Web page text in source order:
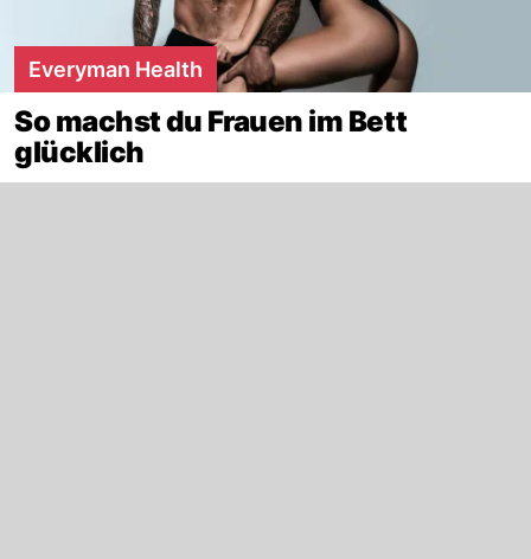
Everyman Health
So machst du Frauen im Bett
glücklich